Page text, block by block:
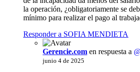
la operación, ¿obligatoriamente se
mínimo para realizar el pago al
Responder a SOFIA MENDIETA
Gerencie.com en respuesta a
junio 4 de 2025